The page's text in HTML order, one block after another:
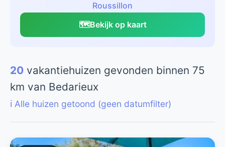
Roussillon
🗺️Bekijk op kaart
20 vakantiehuizen gevonden binnen 75
km van Bedarieux
ℹ️ Alle huizen getoond (geen datumfilter)